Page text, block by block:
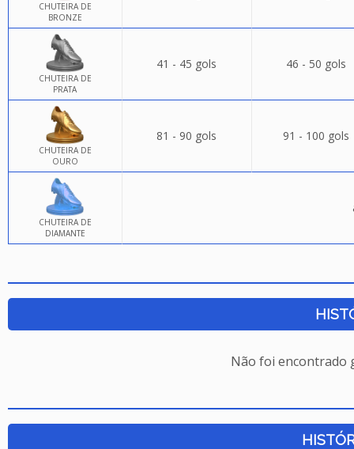
CHUTEIRA DE
BRONZE
CHUTEIRA DE
PRATA
41 - 45 gols 46 - 50 gols
CHUTEIRA DE
OURO
81 - 90 gols 91 - 100 gols
CHUTEIRA DE
DIAMANTE
Não foi encontrado